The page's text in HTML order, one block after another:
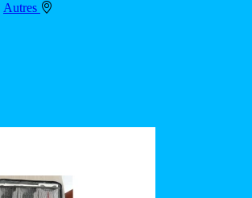
Autres